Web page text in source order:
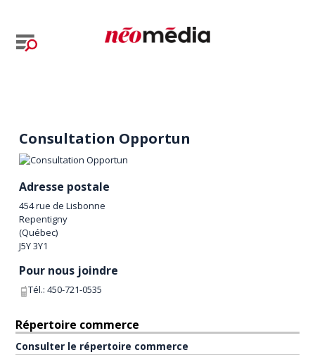
Consultation Opportun
Adresse postale
454 rue de Lisbonne
Repentigny
(Québec)
J5Y 3Y1
Pour nous joindre
Tél.:450-721-0535
Répertoire commerce
Consulter le répertoire commerce